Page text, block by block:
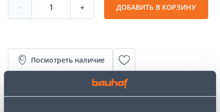
− + ДОБАВИТЬ В КОРЗИНУ
Посмотреть наличие
Kasutusvalmis sööt, mis sisaldab 24,2 g/kg
raud(III)fosfaati. • Tigude ja nälkjate tõrjumiseks